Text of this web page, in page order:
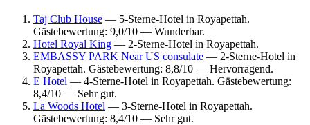
Taj Club House — 5-Sterne-Hotel in Royapettah.
Gästebewertung: 9,0/10 — Wunderbar.
Hotel Royal King — 2-Sterne-Hotel in Royapettah.
EMBASSY PARK Near US consulate — 2-Sterne-Hotel in
Royapettah. Gästebewertung: 8,8/10 — Hervorragend.
E Hotel — 4-Sterne-Hotel in Royapettah. Gästebewertung:
8,4/10 — Sehr gut.
La Woods Hotel — 3-Sterne-Hotel in Royapettah.
Gästebewertung: 8,4/10 — Sehr gut.